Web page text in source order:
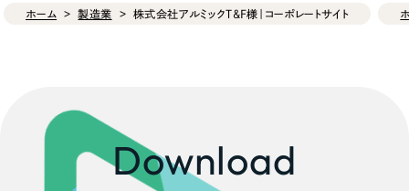
ホーム 製造業 株式会社アルミックT&F様｜コーポレートサイト
Download